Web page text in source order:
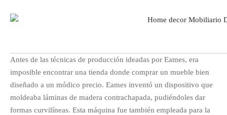
Antes de las técnicas de producción ideadas por Eames, era
imposible encontrar una tienda donde comprar un mueble bien
diseñado a un módico precio. Eames inventó un dispositivo que
moldeaba láminas de madera contrachapada, pudiéndoles dar
formas curvilíneas. Esta máquina fue también empleada para la